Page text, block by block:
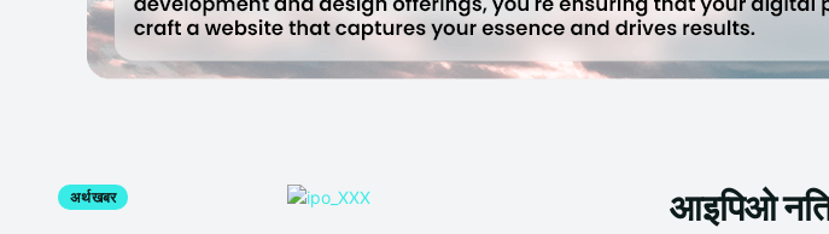
अर्थ खबर आइपिओ